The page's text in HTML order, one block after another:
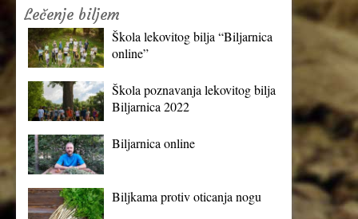
Lečenje biljem
Škola lekovitog bilja “Biljarnica
online”
Škola poznavanja lekovitog bilja
Biljarnica 2022
Biljarnica online
Biljkama protiv oticanja nogu